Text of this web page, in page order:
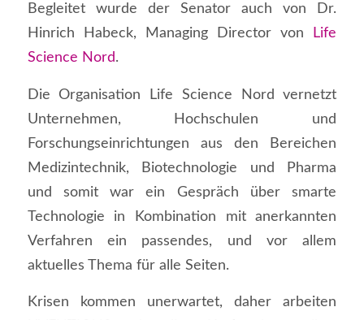
Begleitet wurde der Senator auch von Dr.
Hinrich Habeck, Managing Director von
Life
Science Nord.
Die Organisation Life Science Nord vernetzt
Unternehmen, Hochschulen und
Forschungseinrichtungen aus den Bereichen
Medi­zin­technik, Bio­tech­nologie und Phar­ma
und somit war ein Gespräch über smarte
Technologie in Kombination mit anerkannten
Verfahren ein passendes, und vor allem
aktuelles Thema für alle Seiten.
Krisen kommen unerwartet, daher arbeiten